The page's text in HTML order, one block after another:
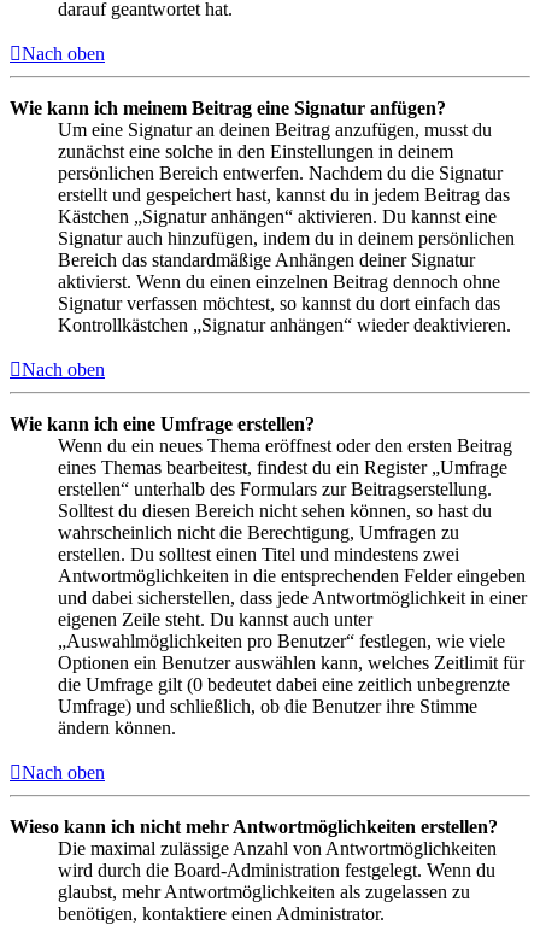
darauf geantwortet hat.
Nach oben
Wie kann ich meinem Beitrag eine Signatur anfügen?
Um eine Signatur an deinen Beitrag anzufügen, musst du
zunächst eine solche in den Einstellungen in deinem
persönlichen Bereich entwerfen. Nachdem du die Signatur
erstellt und gespeichert hast, kannst du in jedem Beitrag das
Kästchen „Signatur anhängen“ aktivieren. Du kannst eine
Signatur auch hinzufügen, indem du in deinem persönlichen
Bereich das standardmäßige Anhängen deiner Signatur
aktivierst. Wenn du einen einzelnen Beitrag dennoch ohne
Signatur verfassen möchtest, so kannst du dort einfach das
Kontrollkästchen „Signatur anhängen“ wieder deaktivieren.
Nach oben
Wie kann ich eine Umfrage erstellen?
Wenn du ein neues Thema eröffnest oder den ersten Beitrag
eines Themas bearbeitest, findest du ein Register „Umfrage
erstellen“ unterhalb des Formulars zur Beitragserstellung.
Solltest du diesen Bereich nicht sehen können, so hast du
wahrscheinlich nicht die Berechtigung, Umfragen zu
erstellen. Du solltest einen Titel und mindestens zwei
Antwortmöglichkeiten in die entsprechenden Felder eingeben
und dabei sicherstellen, dass jede Antwortmöglichkeit in einer
eigenen Zeile steht. Du kannst auch unter
„Auswahlmöglichkeiten pro Benutzer“ festlegen, wie viele
Optionen ein Benutzer auswählen kann, welches Zeitlimit für
die Umfrage gilt (0 bedeutet dabei eine zeitlich unbegrenzte
Umfrage) und schließlich, ob die Benutzer ihre Stimme
ändern können.
Nach oben
Wieso kann ich nicht mehr Antwortmöglichkeiten erstellen?
Die maximal zulässige Anzahl von Antwortmöglichkeiten
wird durch die Board-Administration festgelegt. Wenn du
glaubst, mehr Antwortmöglichkeiten als zugelassen zu
benötigen, kontaktiere einen Administrator.